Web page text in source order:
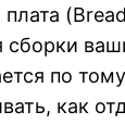
сборки
по
как